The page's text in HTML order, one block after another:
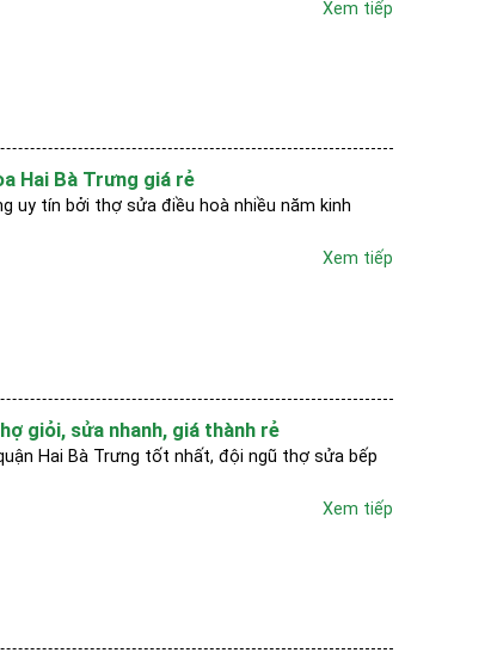
Xem tiếp
Hai Bà Trưng giá rẻ
uy tín bởi thợ sửa điều hoà nhiều năm kinh
Xem tiếp
giỏi, sửa nhanh, giá thành rẻ
Hai Bà Trưng tốt nhất, đội ngũ thợ sửa bếp
Xem tiếp